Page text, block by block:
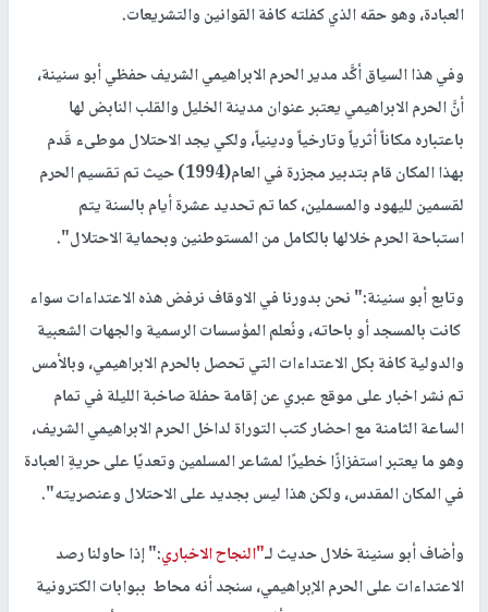
العبادة، وهو حقه الذي كفلته كافة القوانين والتشريعات.
وفي هذا السياق أكَّد مدير الحرم الابراهيمي الشريف حفظي أبو سنينة،
أنَّ الحرم الابراهيمي يعتبر عنوان مدينة الخليل والقلب النابض لها
باعتباره مكاناً أثرياً وتارخياً ودينياً، ولكي يجد الاحتلال موطىء قَدم
بهذا المكان قام بتدبير مجزرة في العام(1994) حيث تم تقسيم الحرم
لقسمين لليهود والمسملين، كما تم تحديد عشرة أيام بالسنة يتم
استباحة الحرم خلالها بالكامل من المستوطنين وبحماية الاحتلال".
وتابع أبو سنينة:" نحن بدورنا في الاوقاف نرفض هذه الاعتداءات سواء
كانت بالمسجد أو باحاته، ونُعلم المؤسسات الرسمية والجهات الشعبية
والدولية كافة بكل الاعتداءات التي تحصل بالحرم الابراهيمي، وبالأمس
تم نشر اخبار على موقع عبري عن إقامة حفلة صاخبة الليلة في تمام
الساعة الثامنة مع احضار كتب التوراة لداخل الحرم الابراهيمي الشريف،
وهو ما يعتبر استفزازًا خطيرًا لمشاعر المسلمين وتعديًا على حريةِ العبادة
في المكان المقدس، ولكن هذا ليس بجديد على الاحتلال وعنصريته".
وأضاف أبو سنينة خلال حديث لـ"النجاح الاخباري:" إذا حاولنا رصد
الاعتداءات على الحرم الإبراهيمي، سنجد أنه محاط ببوابات الكترونية